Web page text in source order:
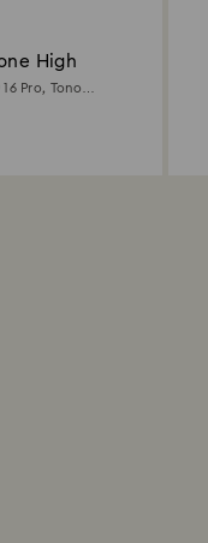
High
Pro, Tono